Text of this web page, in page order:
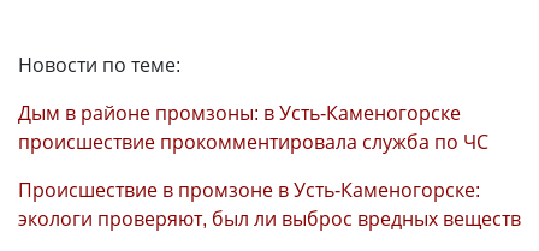
Новости по теме:
Дым в районе промзоны: в Усть-Каменогорске
происшествие прокомментировала служба по ЧС
Происшествие в промзоне в Усть-Каменогорске:
экологи проверяют, был ли выброс вредных веществ